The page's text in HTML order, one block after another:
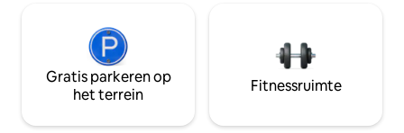
Gratis parkeren op
het terrein
Fitnessruimte